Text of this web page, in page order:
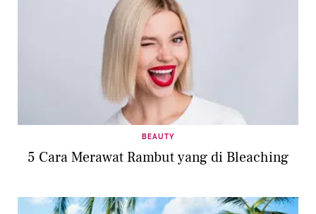
BEAUTY
5 Cara Merawat Rambut yang di Bleaching